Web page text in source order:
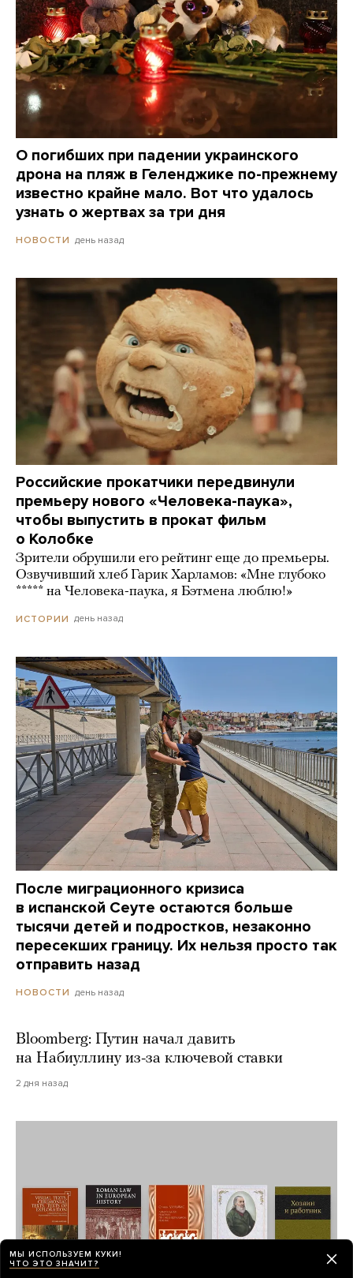
О погибших при падении украинского
дрона на пляж в Геленджике по-прежнему
известно крайне мало. Вот что удалось
узнать о жертвах за три дня
НОВОСТИ день назад
Российские прокатчики передвинули
премьеру нового «Человека-паука»,
чтобы выпустить в прокат фильм
о Колобке
Зрители обрушили его рейтинг еще до премьеры.
Озвучивший хлеб Гарик Харламов: «Мне глубоко
***** на Человека-паука, я Бэтмена люблю!»
ИСТОРИИ день назад
После миграционного кризиса
в испанской Сеуте остаются больше
тысячи детей и подростков, незаконно
пересекших границу. Их нельзя просто так
отправить назад
НОВОСТИ день назад
Bloomberg: Путин начал давить
на Набиуллину из-за ключевой ставки
2 дня назад
МЫ ИСПОЛЬЗУЕМ КУКИ!
ЧТО ЭТО ЗНАЧИТ?